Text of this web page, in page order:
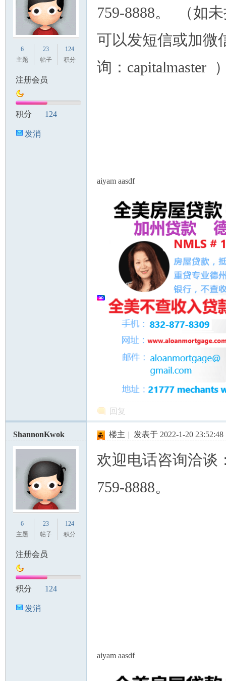
6
主题
23
帖子
124
积分
注册会员
积分 124
发消
759-8888。 （如
可以发短信或加微
询：capitalmaster
aiyam aasdf
回复
ShannonKwok
6
主题
23
帖子
124
积分
注册会员
积分 124
发消
楼主 | 发表于 2022-1-20 23:52:48
欢迎电话咨询洽谈
759-8888。
aiyam aasdf